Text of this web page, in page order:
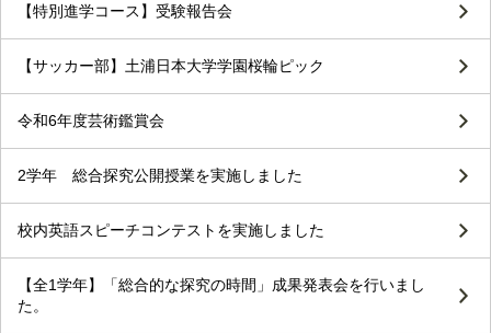
【特別進学コース】受験報告会
【サッカー部】土浦日本大学学園桜輪ピック
令和6年度芸術鑑賞会
2学年 総合探究公開授業を実施しました
校内英語スピーチコンテストを実施しました
【全1学年】「総合的な探究の時間」成果発表会を行いまし
た。